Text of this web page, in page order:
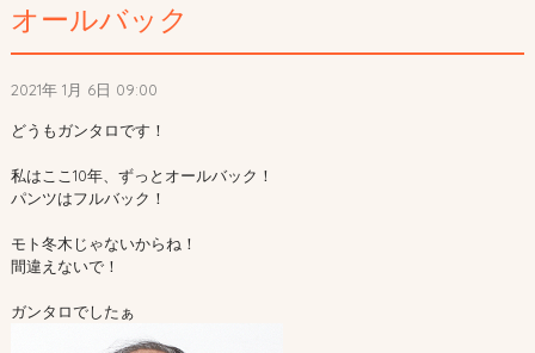
オールバック
2021年 1月 6日 09:00
どうもガンタロです！
私はここ10年、ずっとオールバック！
パンツはフルバック！
モト冬木じゃないからね！
間違えないで！
ガンタロでしたぁ